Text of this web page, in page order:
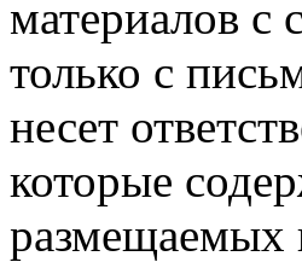
материалов с
только с
несет
которые
размещаемых